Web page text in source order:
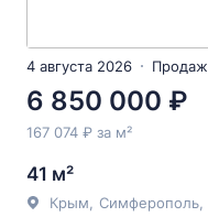
4 августа 2026
6 850 000 ₽
167 074 ₽ за м²
41 м²
Крым Симферополь